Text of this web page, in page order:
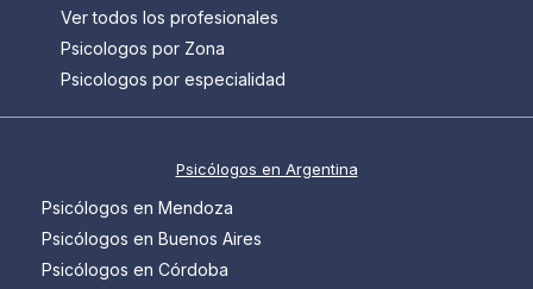
Ver todos los profesionales
Psicologos por Zona
Psicologos por especialidad
Psicólogos en Argentina
Psicólogos en Mendoza
Psicólogos en Buenos Aires
Psicólogos en Córdoba